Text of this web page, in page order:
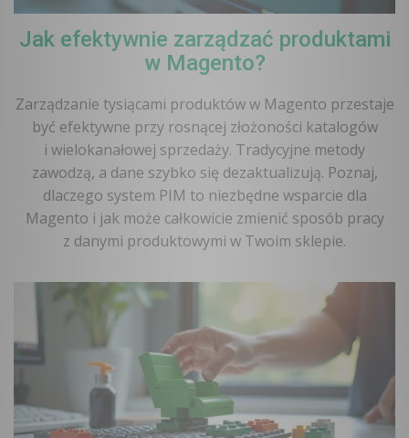
Jak efektywnie zarządzać produktami
w Magento?
Zarządzanie tysiącami produktów w Magento przestaje
być efektywne przy rosnącej złożoności katalogów
i wielokanałowej sprzedaży. Tradycyjne metody
zawodzą, a dane szybko się dezaktualizują. Poznaj,
dlaczego system PIM to niezbędne wsparcie dla
Magento i jak może całkowicie zmienić sposób pracy
z danymi produktowymi w Twoim sklepie.